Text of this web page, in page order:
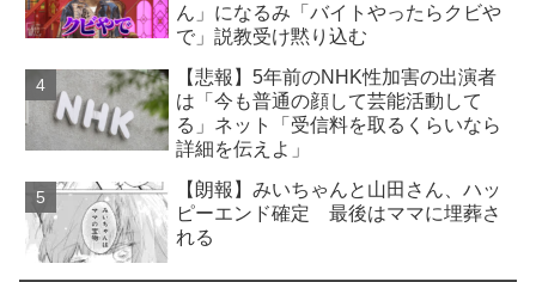
ん」になるみ「バイトやったらクビや
で」説教受け黙り込む
【悲報】5年前のNHK性加害の出演者
は「今も普通の顔して芸能活動して
る」ネット「受信料を取るくらいなら
詳細を伝えよ」
【朗報】みいちゃんと山田さん、ハッ
ピーエンド確定 最後はママに埋葬さ
れる